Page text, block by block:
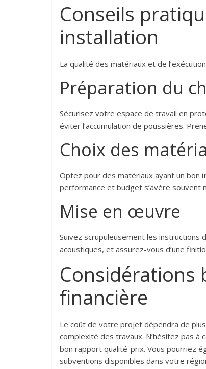
Conseils
installation
La qualité des matériaux et de
Préparation du
Sécurisez votre espace de travail en
éviter l’accumulation de poussières.
Choix des
Optez pour des matériaux ayant un bon
performance et budget s’avère souvent
Mise en œuvre
Suivez scrupuleusement les instructions
acoustiques, et assurez-vous d’une
Considérations
financière
Le coût de votre projet dépendra de
complexité des travaux. N’hésitez pas
bon rapport qualité-prix. Vous pourriez
subventions disponibles dans votre